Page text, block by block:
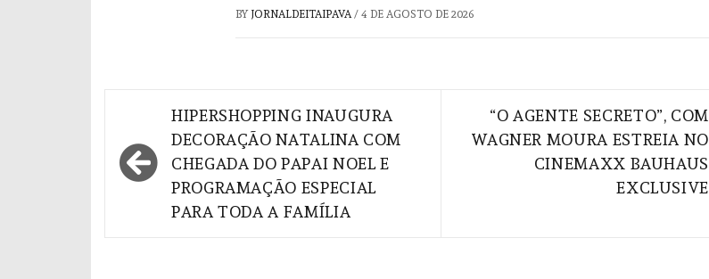
BY JORNALDEITAIPAVA / 4 DE AGOSTO DE 2026
Navegação
de
Post
HIPERSHOPPING INAUGURA
DECORAÇÃO NATALINA COM
CHEGADA DO PAPAI NOEL E
PROGRAMAÇÃO ESPECIAL
PARA TODA A FAMÍLIA
“O AGENTE SECRETO”, COM
WAGNER MOURA ESTREIA NO
CINEMAXX BAUHAUS
EXCLUSIVE